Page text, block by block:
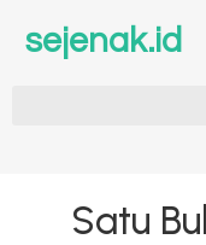
sejenak.id
Satu